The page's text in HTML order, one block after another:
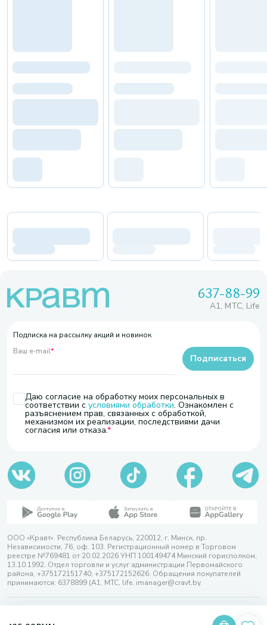
637-88-99
A1, МТС, Life
Подписка на рассылку акций и новинок
Ваш e-mail*
Даю согласие на обработку моих персональных в
соответствии с условиями обработки. Ознакомлен с
разъяснением прав, связанных с обработкой,
механизмом их реализации, последствиями дачи
согласия или отказа.
Подписаться
ООО «Кравт». Республика Беларусь, 220012, г. Минск, пр.
Независимости, 76, оф. 103. Регистрационный номер в Торговом
реестре №769481 от 20.02.2026 УНП 100149474 Минский горисполком,
13.10.1992. Отдел торговли и услуг администрации Первомайского
района, +375172151740; +375172152626. Обращения покупателей
принимаются: 6378899 (А1, МТС, life, imanager@cravt.by.